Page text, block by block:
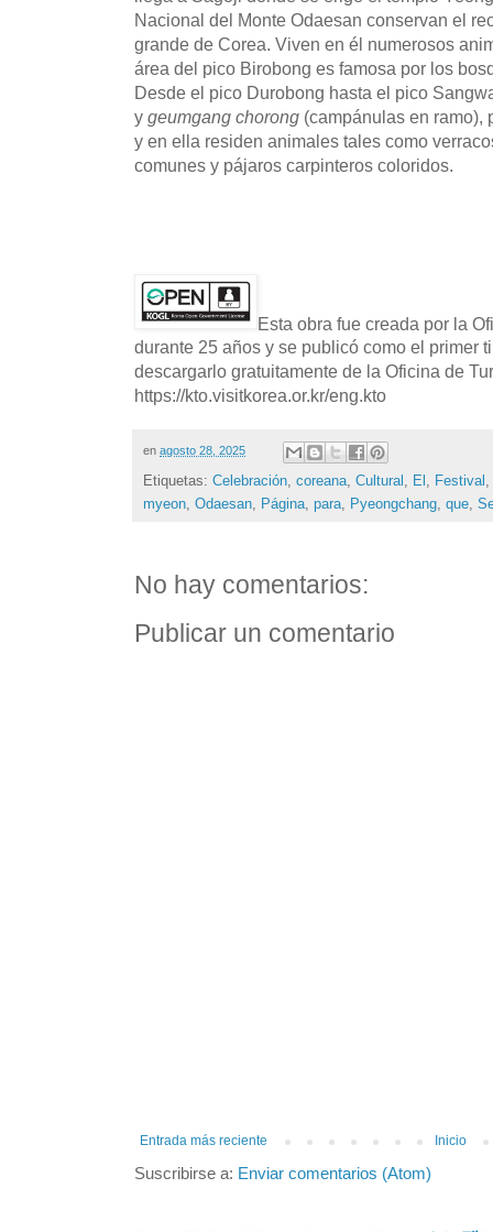
Nacional del Monte Odaesan conservan el
grande de Corea. Viven en él numerosos
área del pico Birobong es famosa por los
Desde el pico Durobong hasta el pico
y geumgang chorong (campánulas en ramo),
y en ella residen animales tales como
comunes y pájaros carpinteros coloridos.
Esta obra fue creada por la
durante 25 años y se publicó como el primer
descargarlo gratuitamente de la Oficina de
https://kto.visitkorea.or.kr/eng.kto
en agosto 28, 2025
Etiquetas: Celebración coreana Cultural El Festival
myeon Odaesan Página para Pyeongchang que
No hay comentarios:
Publicar un comentario
Entrada más reciente Inicio
Suscribirse a: Enviar comentarios (Atom)